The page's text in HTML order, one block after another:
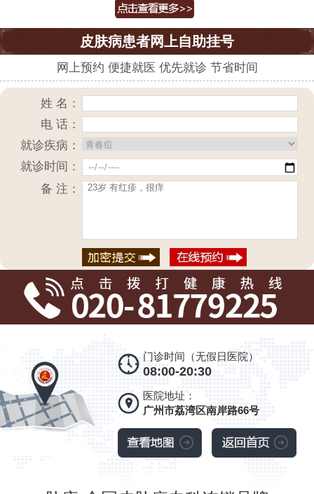
皮肤病患者网上自助挂号
网上预约 便捷就医 优先就诊 节省时间
姓 名：
电 话：
就诊疾病：
就诊时间：
备 注：
门诊时间（无假日医院）
08:00-20:30
医院地址：
广州市荔湾区南岸路66号